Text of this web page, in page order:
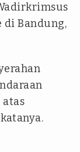
di Bandung,